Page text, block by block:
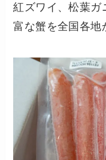
紅ズワイ、松葉ガ
富な蟹を全国各地